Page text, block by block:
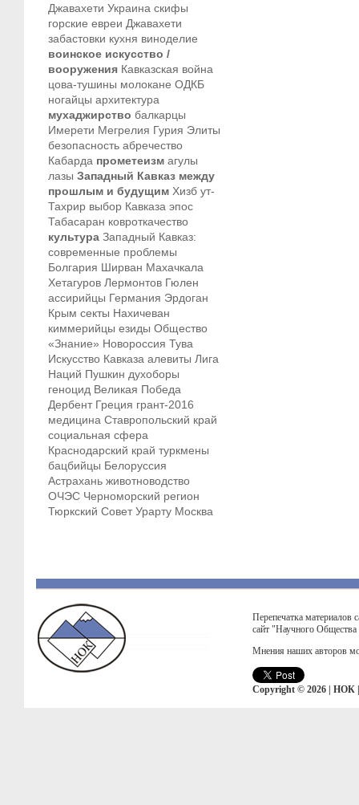
Джавахети Украина скифы
горские евреи Джавахети
забастовки кухня виноделие
воинское искусство /
вооружения Кавказская война
цова-тушины молокане ОДКБ
ногайцы архитектура
мухаджирство балкарцы
Имерети Мегрелия Гурия Элиты
безопасность абречество
Кабарда прометеизм агулы
лазы Западный Кавказ между
прошлым и будущим Хизб ут-
Тахрир выбор Кавказа эпос
Табасаран ковроткачество
культура Западный Кавказ:
современные проблемы
Болгария Ширван Махачкала
Хетагуров Лермонтов Гюлен
ассирийцы Германия Эрдоган
Крым секты Нахичеван
киммерийцы езиды Общество
«Знание» Новороссия Тува
Искусство Кавказа алевиты Лига
Наций Пушкин духоборы
геноцид Великая Победа
Дербент Греция грант-2016
медицина Ставропольский край
социальная сфера
Краснодарский край туркмены
бацбийцы Белоруссия
Астрахань животноводство
ОЧЭС Черноморский регион
Тюркский Совет Урарту Москва
Перепечатка материалов
сайт "Научного
Мнения наших авторов
Copyright © 2026 | НОК